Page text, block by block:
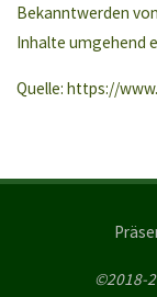
Bekanntwerden
Inhalte umgehend
Quelle: https://
©2018-